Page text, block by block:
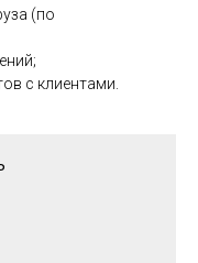
(по
с клиентами.